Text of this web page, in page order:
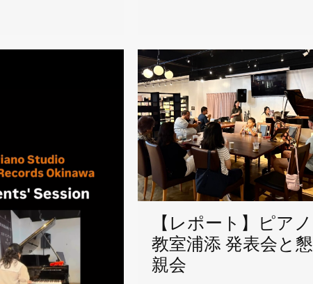
【レポート】ピアノ
教室浦添 発表会と懇
親会